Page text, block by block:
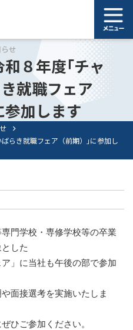
せ
和８年度｢チャ
就職フェア
参加します
らき就職フェア（前期）｣に参加し
門学校・専修学校等の卒業
した
」に当社も午後の部で参加
面接選考を実施いたしま
ひご参加ください。